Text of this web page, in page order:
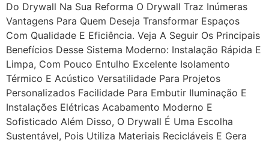
Do Drywall Na Sua Reforma O Drywall Traz Inúmeras
Vantagens Para Quem Deseja Transformar Espaços
Com Qualidade E Eficiência. Veja A Seguir Os Principais
Benefícios Desse Sistema Moderno: Instalação Rápida E
Limpa, Com Pouco Entulho Excelente Isolamento
Térmico E Acústico Versatilidade Para Projetos
Personalizados Facilidade Para Embutir Iluminação E
Instalações Elétricas Acabamento Moderno E
Sofisticado Além Disso, O Drywall É Uma Escolha
Sustentável, Pois Utiliza Materiais Recicláveis E Gera